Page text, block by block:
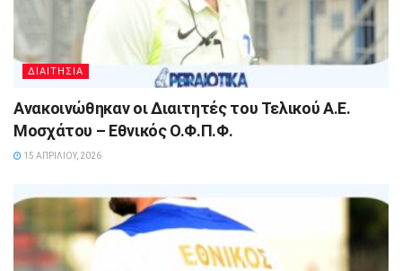
ΔΙΑΙΤΗΣΙΑ
Ανακοινώθηκαν οι Διαιτητές του Τελικού Α.Ε.
Μοσχάτου – Εθνικός Ο.Φ.Π.Φ.
15 ΑΠΡΙΛΊΟΥ, 2026